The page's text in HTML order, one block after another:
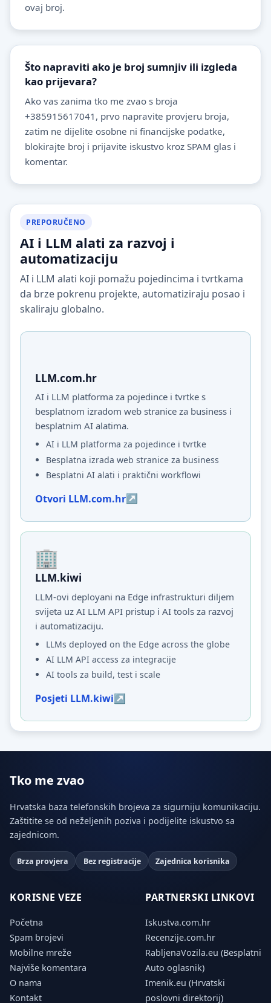
ovaj broj.
Što napraviti ako je broj sumnjiv ili izgleda
kao prijevara?
Ako vas zanima tko me zvao s broja
+385915617041, prvo napravite provjeru broja,
zatim ne dijelite osobne ni financijske podatke,
blokirajte broj i prijavite iskustvo kroz SPAM glas i
komentar.
PREPORUČENO
AI i LLM alati za razvoj i
automatizaciju
AI i LLM alati koji pomažu pojedincima i tvrtkama
da brze pokrenu projekte, automatiziraju posao i
skaliraju globalno.
LLM.com.hr
AI i LLM platforma za pojedince i tvrtke s
besplatnom izradom web stranice za business i
besplatnim AI alatima.
AI i LLM platforma za pojedince i tvrtke
Besplatna izrada web stranice za business
Besplatni AI alati i praktični workflowi
Otvori LLM.com.hr
LLM.kiwi
LLM-ovi deployani na Edge infrastrukturi diljem
svijeta uz AI LLM API pristup i AI tools za razvoj
i automatizaciju.
LLMs deployed on the Edge across the globe
AI LLM API access za integracije
AI tools za build, test i scale
Posjeti LLM.kiwi
Tko me zvao
Hrvatska baza telefonskih brojeva za sigurniju komunikaciju.
Zaštitite se od neželjenih poziva i podijelite iskustvo sa
zajednicom.
Brza provjera Bez registracije Zajednica korisnika
KORISNE VEZE
Početna
Spam brojevi
Mobilne mreže
Najviše komentara
O nama
Kontakt
PARTNERSKI LINKOVI
Iskustva.com.hr
Recenzije.com.hr
RabljenaVozila.eu (Besplatni
Auto oglasnik)
Imenik.eu (Hrvatski
poslovni direktorij)